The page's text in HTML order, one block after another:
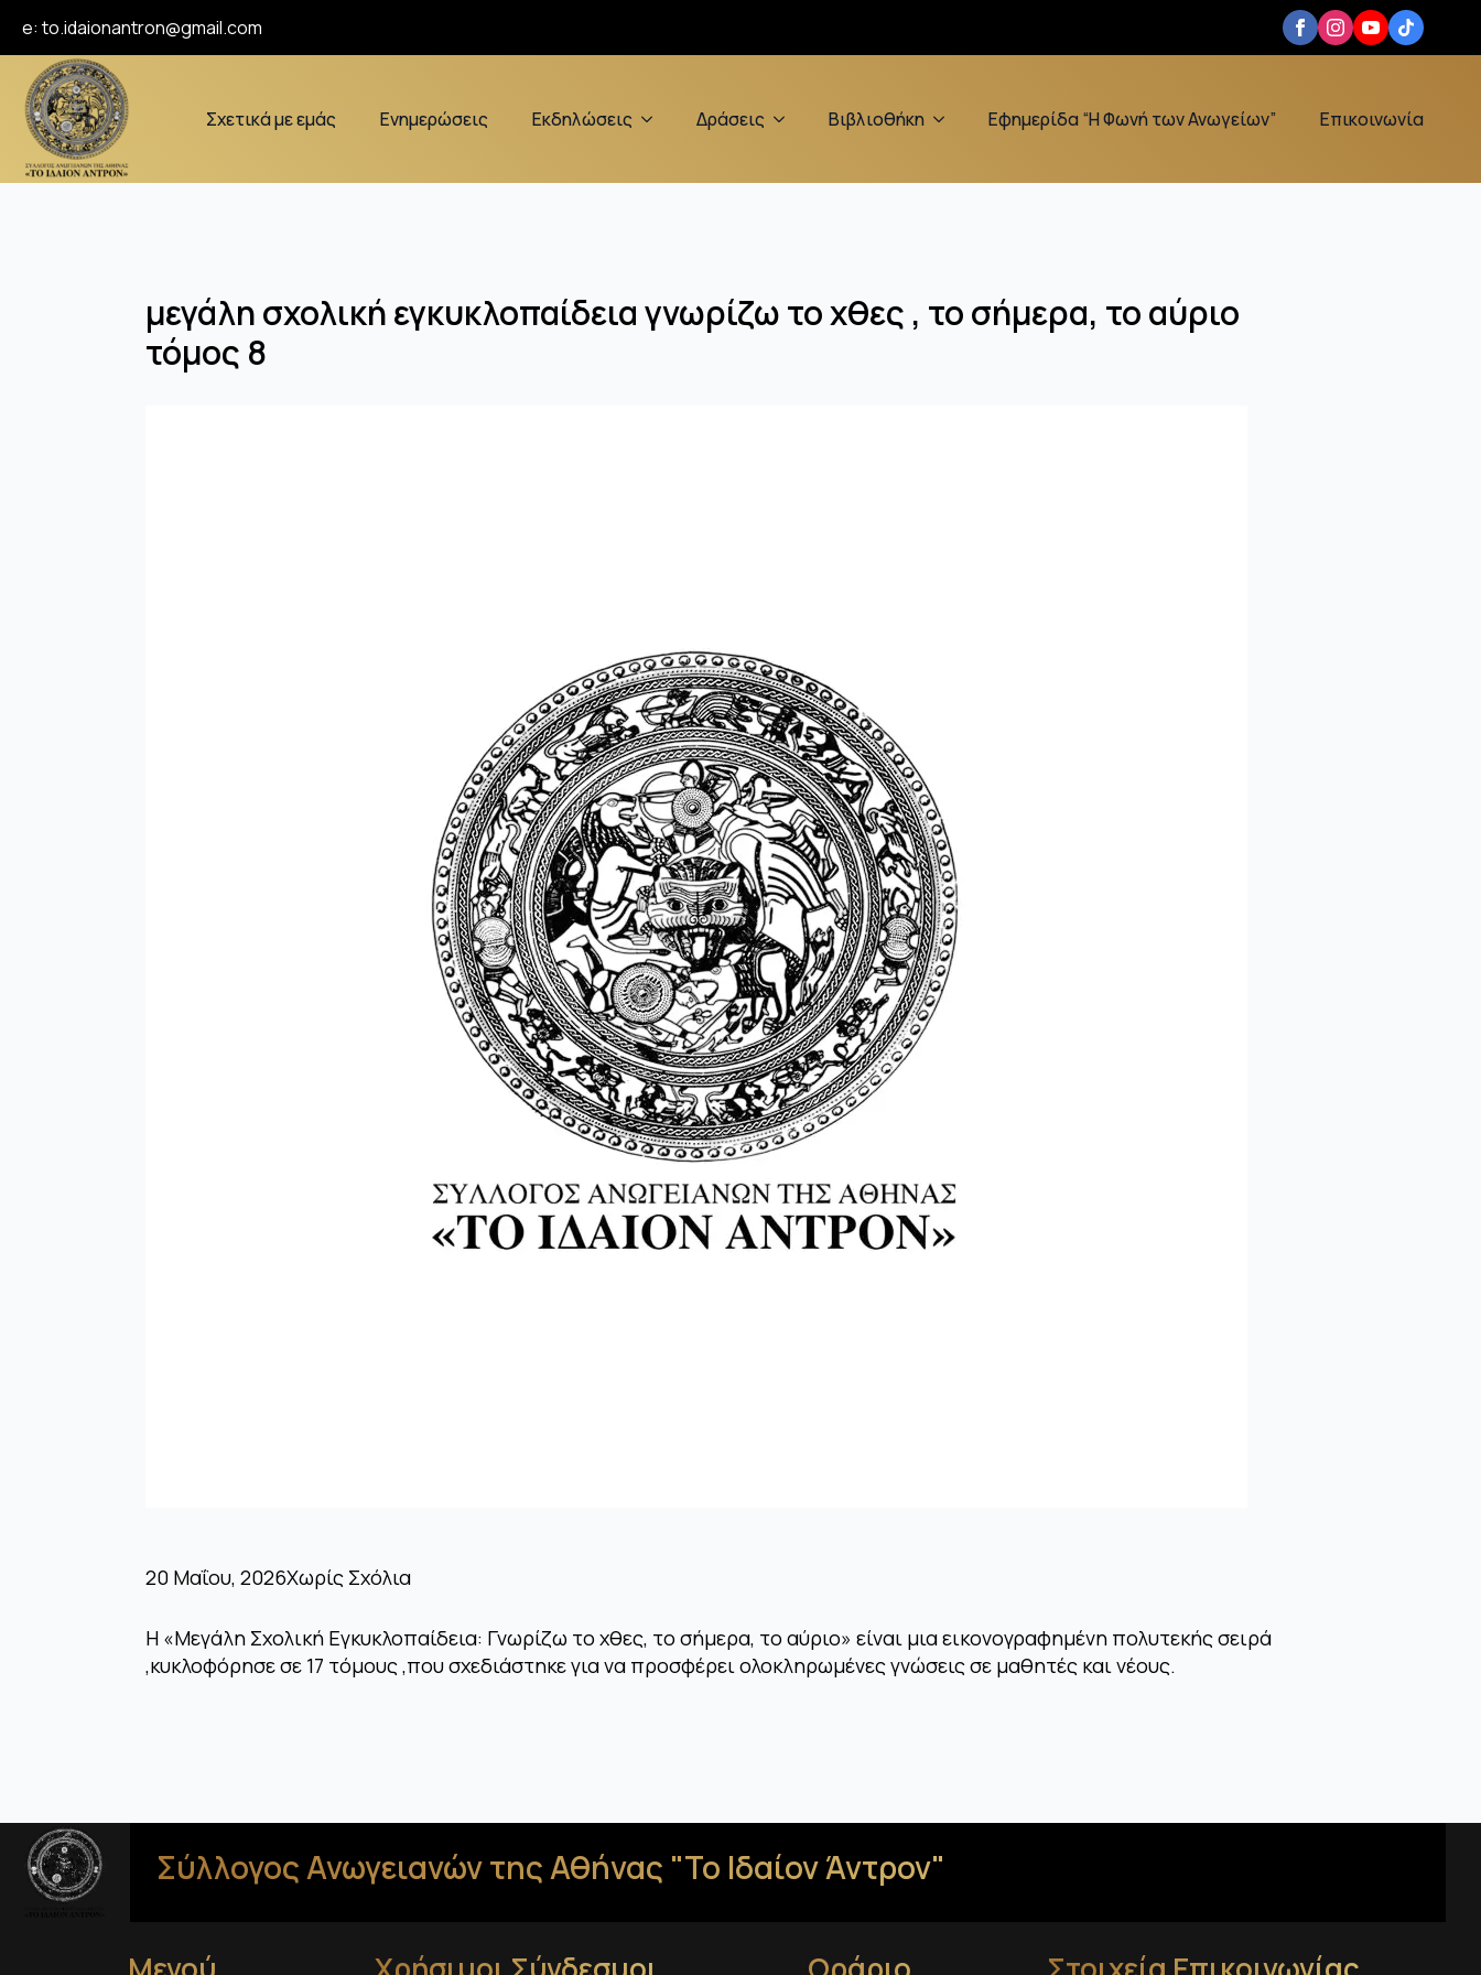
e:to.idaionantron@gmail.com
Σχετικά με εμάς Ενημερώσεις Εκδηλώσεις Δράσεις Βιβλιοθήκη Εφημερίδα “Η Φωνή των Ανωγείων” Επικοινωνία
μεγάλη σχολική εγκυκλοπαίδεια γνωρίζω το χθες , το σήμερα, το αύριο
τόμος 8
20 Μαΐου, 2026Χωρίς Σχόλια
Η «Μεγάλη Σχολική Εγκυκλοπαίδεια: Γνωρίζω το χθες, το σήμερα, το αύριο» είναι μια εικονογραφημένη πολυτεκής σειρά
,κυκλοφόρησε σε 17 τόμους ,που σχεδιάστηκε για να προσφέρει ολοκληρωμένες γνώσεις σε μαθητές και νέους.
Σύλλογος Ανωγειανών της Αθήνας "Το Ιδαίον Άντρον"